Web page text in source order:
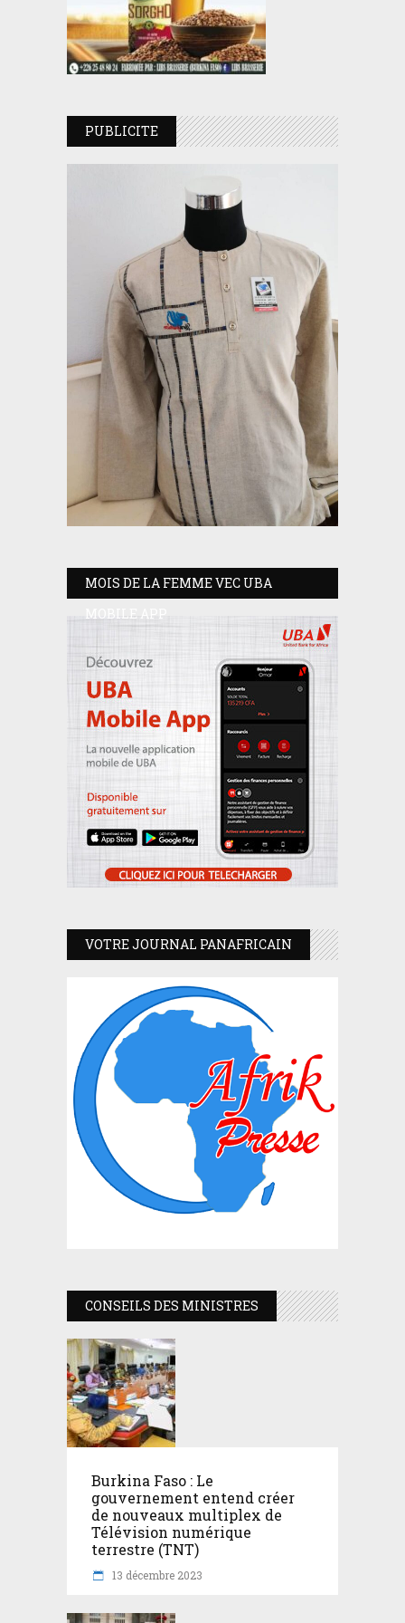
PUBLICITE
MOIS DE LA FEMME VEC UBA
MOBILE APP
VOTRE JOURNAL PANAFRICAIN
CONSEILS DES MINISTRES
Burkina Faso : Le
gouvernement entend créer
de nouveaux multiplex de
Télévision numérique
terrestre (TNT)
13 décembre 2023